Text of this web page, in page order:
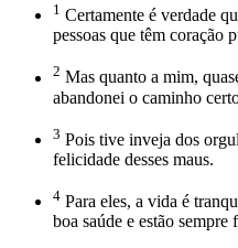
1 Certamente é verdade
pessoas que têm coração
2 Mas quanto a mim,
abandonei o caminho
3 Pois tive inveja dos
felicidade desses maus.
4 Para eles, a vida é
boa saúde e estão sempre